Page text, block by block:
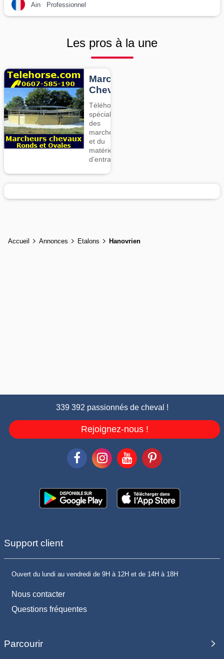
Ain Professionnel
Les pros à la une
Marcheurs
Chevaux
Téléhorse,
spécialiste
des
marcheurs
et du
matériel
d’entrainement
Accueil Annonces Etalons Hanovrien
339 392 passionnés de cheval !
Rejoignez-nous !
Support client
Ouvert du lundi au vendredi de 9H à 12H et de 14H à 18H
Nous contacter
Questions fréquentes
Parcourir